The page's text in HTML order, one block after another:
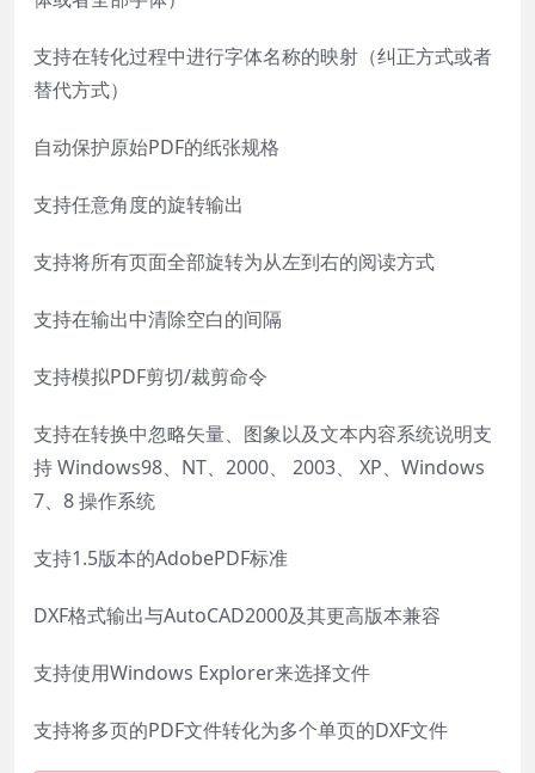
支持在转化过程中进行字体名称的映射（纠正方式或者
替代方式）
自动保护原始PDF的纸张规格
支持任意角度的旋转输出
支持将所有页面全部旋转为从左到右的阅读方式
支持在输出中清除空白的间隔
支持模拟PDF剪切/裁剪命令
支持在转换中忽略矢量、图象以及文本内容系统说明支
持 Windows98、NT、2000、 2003、 XP、Windows
7、8 操作系统
支持1.5版本的AdobePDF标准
DXF格式输出与AutoCAD2000及其更高版本兼容
支持使用Windows Explorer来选择文件
支持将多页的PDF文件转化为多个单页的DXF文件